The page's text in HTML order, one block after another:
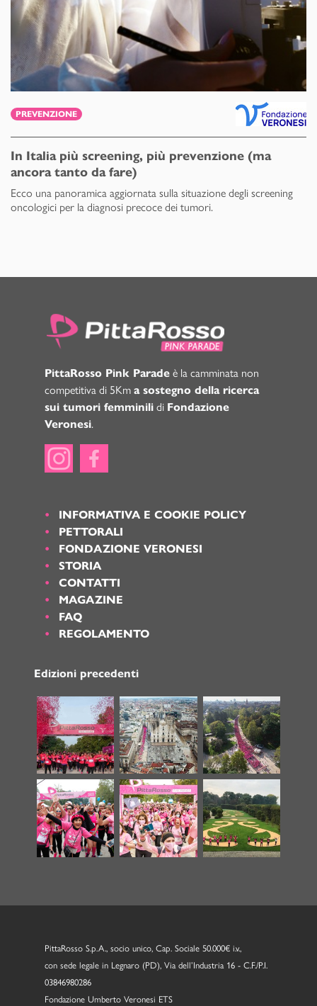
PREVENZIONE
In Italia più screening, più prevenzione (ma
ancora tanto da fare)
Ecco una panoramica aggiornata sulla situazione degli screening
oncologici per la diagnosi precoce dei tumori.
PittaRosso Pink Parade è la camminata non
competitiva di 5Km a sostegno della ricerca
sui tumori femminili di Fondazione
Veronesi.
INFORMATIVA E COOKIE POLICY
PETTORALI
FONDAZIONE VERONESI
STORIA
CONTATTI
MAGAZINE
FAQ
REGOLAMENTO
Edizioni precedenti
PittaRosso S.p.A., socio unico, Cap. Sociale 50.000€ i.v.,
con sede legale in Legnaro (PD), Via dell’Industria 16 - C.F./P.I.
03846980286
Fondazione Umberto Veronesi ETS